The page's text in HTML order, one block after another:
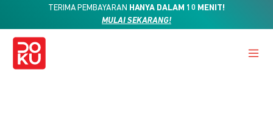
TERIMA PEMBAYARAN HANYA DALAM 10 MENIT!
MULAI SEKARANG!